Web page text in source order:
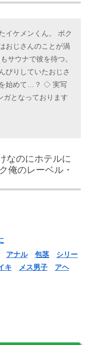
イケメンくん。 ボク
おじさんのことが渦
サウナで彼を待つ。
びりしていたおじさ
を始めて…？ ◇ 実写
ガとなっております
なのにホテルに
俺のレーベル・
アナル 包茎
シリー
キ メス男子
アヘ